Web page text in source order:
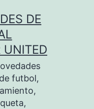
DE
UNITED
futbol,